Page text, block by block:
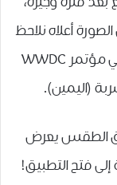
أعلاه نلاحظ
الفرق بين الآيقونات التي تم الإعلان عنها في مؤتمر WWDC
(اليمين).
الطقس يعرض
فتح التطبيق!